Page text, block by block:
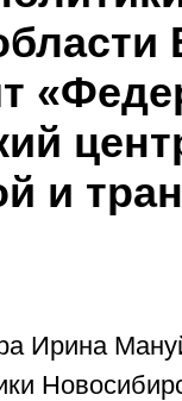
и
Ирина